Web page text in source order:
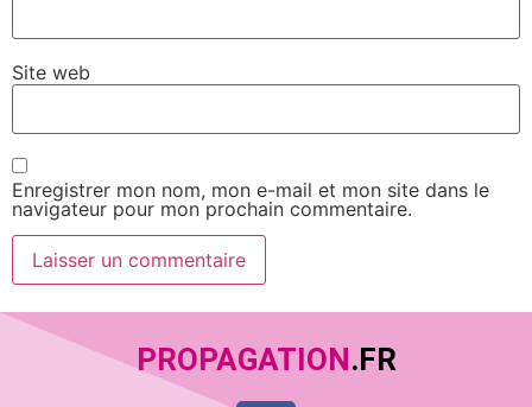
Site web
Enregistrer mon nom, mon e-mail et mon site dans le
navigateur pour mon prochain commentaire.
PROPAGATION.FR